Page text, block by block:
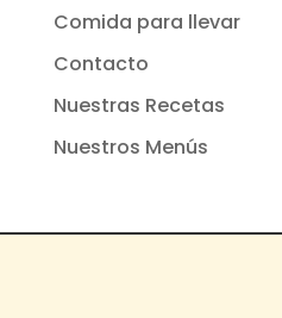
Comida para llevar
Contacto
Nuestras Recetas
Nuestros Menús